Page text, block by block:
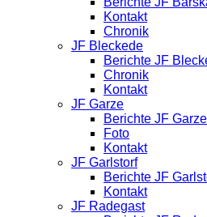
Kontakt
Chronik
JF Bleckede
Berichte JF
Chronik
Kontakt
JF Garze
Berichte JF Garze
Foto
Kontakt
JF Garlstorf
Berichte JF
Kontakt
JF Radegast